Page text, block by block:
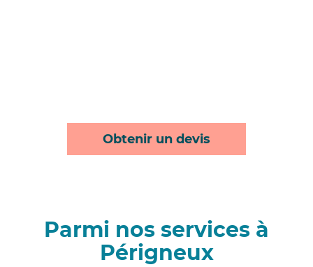
Obtenir un devis
Parmi nos services à
Périgneux